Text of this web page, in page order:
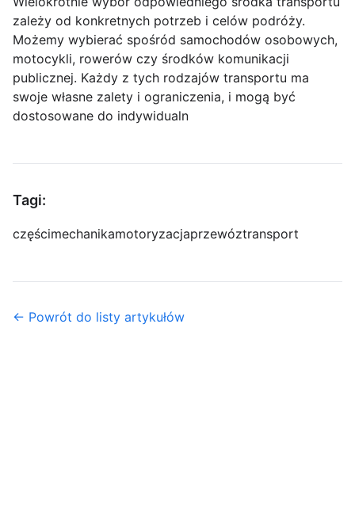
zależy od konkretnych potrzeb i celów podróży.
Możemy wybierać spośród samochodów osobowych,
motocykli, rowerów czy środków komunikacji
publicznej. Każdy z tych rodzajów transportu ma
swoje własne zalety i ograniczenia, i mogą być
dostosowane do indywidualn
Tagi:
częścimechanikamotoryzacjaprzewóztransport
← Powrót do listy artykułów